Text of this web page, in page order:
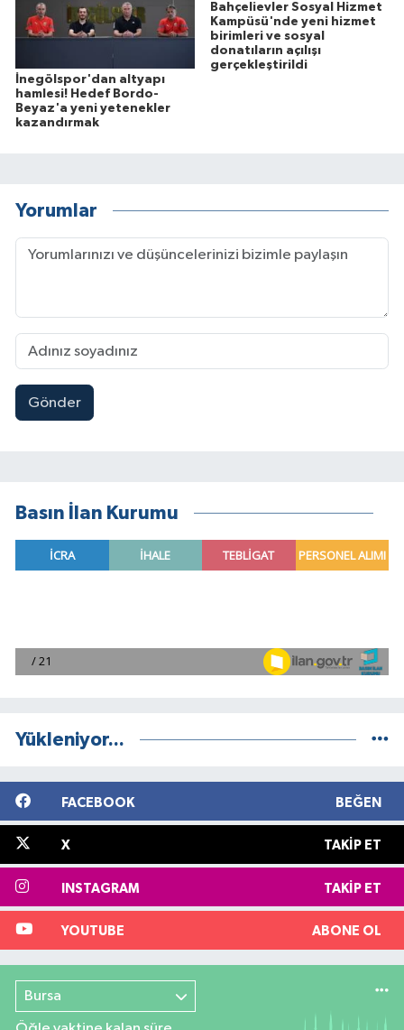
İnegölspor'dan altyapı
hamlesi! Hedef Bordo-
Beyaz'a yeni yetenekler
kazandırmak
Bahçelievler Sosyal Hizmet
Kampüsü'nde yeni hizmet
birimleri ve sosyal
donatıların açılışı
gerçekleştirildi
Yorumlar
Gönder
Basın İlan Kurumu
Yükleniyor...
FACEBOOK BEĞEN
X TAKIP ET
INSTAGRAM TAKIP ET
YOUTUBE ABONE OL
Bursa